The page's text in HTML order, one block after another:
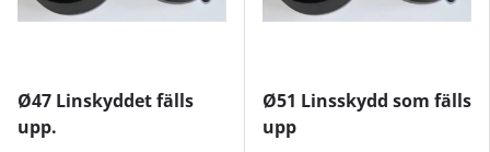
Ø47 Linskyddet fälls
upp.
Ø51 Linsskydd som fälls
upp